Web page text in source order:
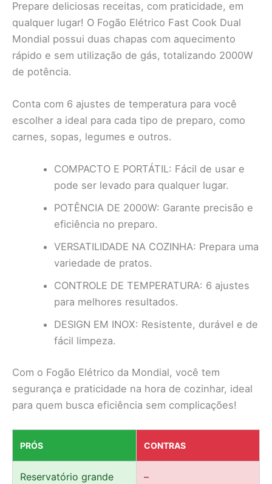
Prepare deliciosas receitas, com praticidade, em
qualquer lugar! O Fogão Elétrico Fast Cook Dual
Mondial possui duas chapas com aquecimento
rápido e sem utilização de gás, totalizando 2000W
de potência.
Conta com 6 ajustes de temperatura para você
escolher a ideal para cada tipo de preparo, como
carnes, sopas, legumes e outros.
COMPACTO E PORTÁTIL: Fácil de usar e
pode ser levado para qualquer lugar.
POTÊNCIA DE 2000W: Garante precisão e
eficiência no preparo.
VERSATILIDADE NA COZINHA: Prepara uma
variedade de pratos.
CONTROLE DE TEMPERATURA: 6 ajustes
para melhores resultados.
DESIGN EM INOX: Resistente, durável e de
fácil limpeza.
Com o Fogão Elétrico da Mondial, você tem
segurança e praticidade na hora de cozinhar, ideal
para quem busca eficiência sem complicações!
PRÓS CONTRAS
Reservatório grande –